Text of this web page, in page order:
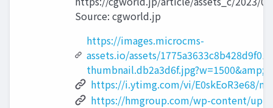
Source: cgworld.jp
https://images.microcms-
assets.io/assets/
thumbnail.db2a3d6f.jpg?w=1500&amp;f
https://i.ytimg.com/vi/E0skEoR3e68/
https://hmgroup.com/wp-content/